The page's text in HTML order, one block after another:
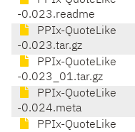
-0.023.readme
PPIx-QuoteLike
-0.023.tar.gz
PPIx-QuoteLike
-0.023_01.tar.gz
PPIx-QuoteLike
-0.024.meta
PPIx-QuoteLike